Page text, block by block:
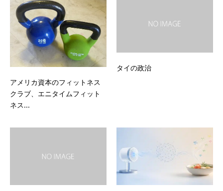
アメリカ資本のフィットネス
クラブ、エニタイムフィット
ネス...
タイの政治